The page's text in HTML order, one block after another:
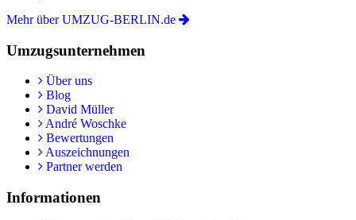
Mehr über UMZUG-BERLIN.de
Umzugsunternehmen
Über uns
Blog
David Müller
André Woschke
Bewertungen
Auszeichnungen
Partner werden
Informationen